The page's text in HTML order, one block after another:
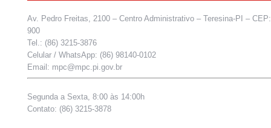
Av. Pedro Freitas, 2100 – Centro Administrativo – Teresina-PI –
900
Tel.: (86) 3215-3876
Celular / WhatsApp: (86) 98140-0102
Email: mpc@mpc.pi.gov.br
Segunda a Sexta, 8:00 às 14:00h
Contato: (86) 3215-3878